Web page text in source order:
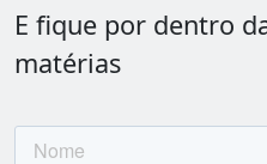
E fique por dentro
matérias